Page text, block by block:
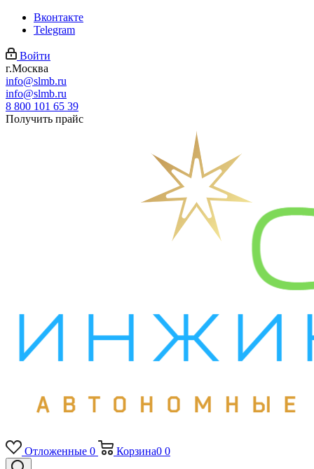
Вконтакте
Telegram
Войти
г.Москва
info@slmb.ru
info@slmb.ru
8 800 101 65 39
Получить прайс
Отложенные 0 Корзина0 0